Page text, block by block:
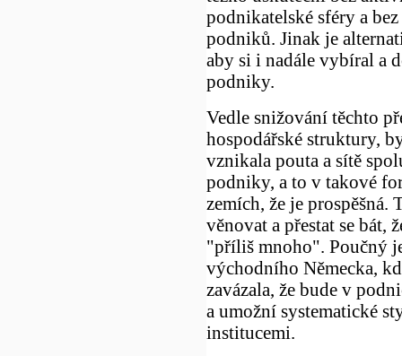
podnikatelské sféry a
podniků. Jinak je
aby si i nadále vybíral a
podniky.
Vedle snižování těchto
hospodářské struktury,
vznikala pouta a sítě
podniky, a to v takové
zemích, že je prospěšná.
věnovat a přestat se bát,
"příliš mnoho". Poučný
východního Německa,
zavázala, že bude v
a umožní systematické
institucemi.